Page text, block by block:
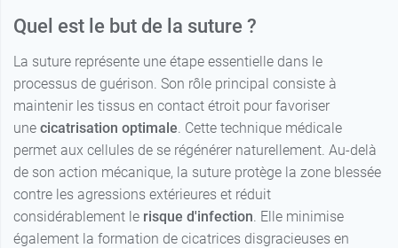
Quel est le but de la suture ?
La suture représente une étape essentielle dans le
processus de guérison. Son rôle principal consiste à
maintenir les tissus en contact étroit pour favoriser
une cicatrisation optimale. Cette technique médicale
permet aux cellules de se régénérer naturellement. Au-delà
de son action mécanique, la suture protège la zone blessée
contre les agressions extérieures et réduit
considérablement le risque d'infection. Elle minimise
également la formation de cicatrices disgracieuses en